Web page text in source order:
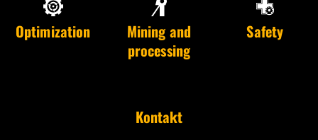
Optimization
Mining and
processing
Safety
Kontakt